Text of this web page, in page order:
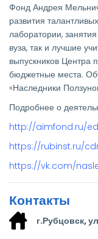
Фонд Андрея
развития
лаборатории,
вуза, так и лучшие
выпускников Центра
бюджетные места.
«Наследники
Подробнее о
http://aimfond.ru/
https://rubinst.ru/
https://vk.com/
Контакты
г.Рубцовск,